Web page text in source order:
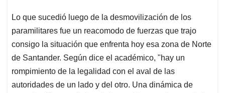
Lo que sucedió luego de la desmovilización de los
paramilitares fue un reacomodo de fuerzas que trajo
consigo la situación que enfrenta hoy esa zona de Norte
de Santander. Según dice el académico, "hay un
rompimiento de la legalidad con el aval de las
autoridades de un lado y del otro. Una dinámica de